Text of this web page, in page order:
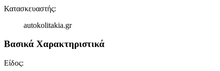
Κατασκευαστής:
autokolitakia.gr
Βασικά Χαρακτηριστικά
Είδος: